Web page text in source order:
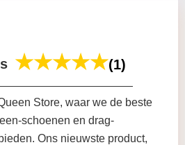
(1)
Store, waar we de beste
schoenen en drag-
Ons nieuwste product,